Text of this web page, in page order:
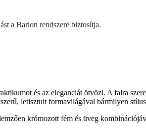
a Barion rendszere biztosítja.
és az eleganciát ötvözi. A falra
letisztult formavilágával bármilyen
krómozott fém és üveg